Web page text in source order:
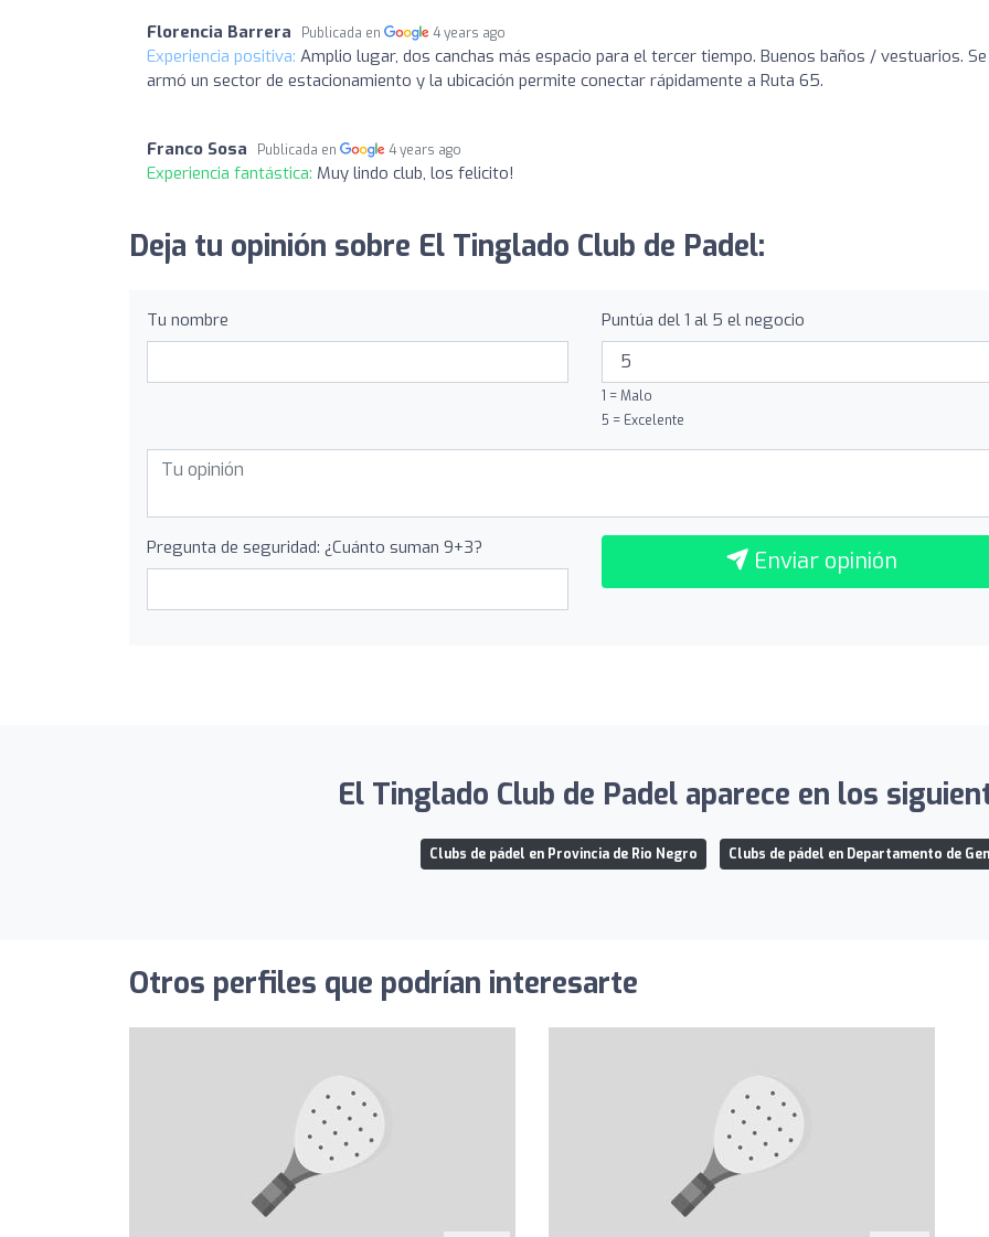
Florencia Barrera Publicada en 4 years ago
Experiencia positiva: Amplio lugar, dos canchas más espacio para el tercer tiempo. Buenos baños / vestuarios. Se
armó un sector de estacionamiento y la ubicación permite conectar rápidamente a Ruta 65.
Franco Sosa Publicada en 4 years ago
Experiencia fantástica: Muy lindo club, los felicito!
Deja tu opinión sobre El Tinglado Club de Padel:
Tu nombre Puntúa del 1 al 5 el negocio
1 = Malo
5 = Excelente
Pregunta de seguridad: ¿Cuánto suman 9+3? Enviar opinión
El Tinglado Club de Padel aparece en los
Clubs de pádel en Provincia de Rio Negro Clubs de pádel en Departamento de
Otros perfiles que podrían interesarte